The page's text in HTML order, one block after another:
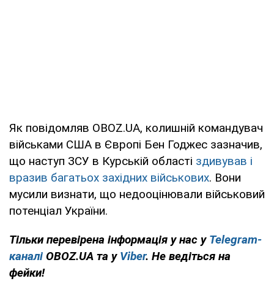
Як повідомляв OBOZ.UA, колишній командувач
військами США в Європі Бен Годжес зазначив,
що наступ ЗСУ в Курській області здивував і
вразив багатьох західних військових. Вони
мусили визнати, що недооцінювали військовий
потенціал України.
Тільки перевірена інформація у нас у Telegram-
каналі OBOZ.UA та у Viber. Не ведіться на
фейки!